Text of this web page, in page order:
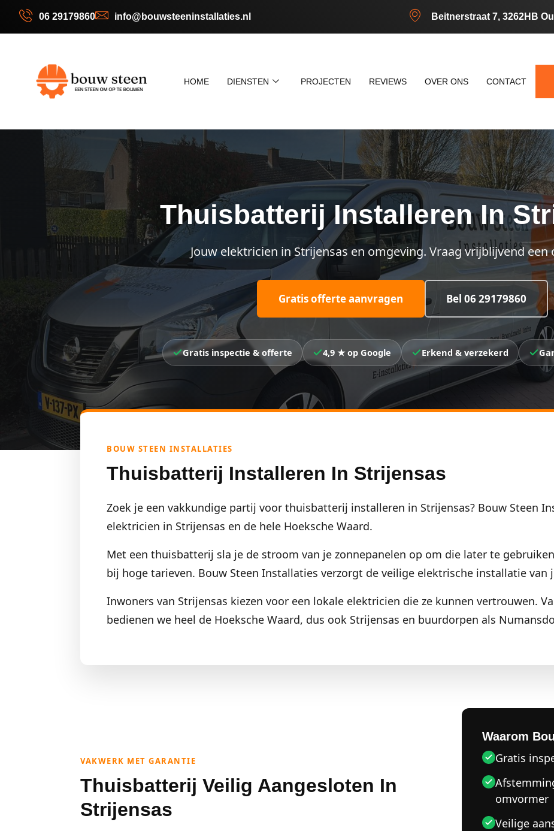
06 29179860 info@bouwsteeninstallaties.nl Beitnerstraat 7, 3262HB
HOME DIENSTEN PROJECTEN REVIEWS OVER ONS CONTACT
Thuisbatterij Installeren In
Jouw elektricien in Strijensas en omgeving. Vraag vrijblijvend een
Gratis offerte aanvragen Bel 06 29179860
Gratis inspectie & offerte 4,9 ★ op Google Erkend & verzekerd
BOUW STEEN INSTALLATIES
Thuisbatterij Installeren In Strijensas
Zoek je een vakkundige partij voor thuisbatterij installeren in Strijensas? Bouw Steen
elektricien in Strijensas en de hele Hoeksche Waard.
Met een thuisbatterij sla je de stroom van je zonnepanelen op om die later te
bij hoge tarieven. Bouw Steen Installaties verzorgt de veilige elektrische installatie van
Inwoners van Strijensas kiezen voor een lokale elektricien die ze kunnen vertrouwen.
bedienen we heel de Hoeksche Waard, dus ook Strijensas en buurdorpen als
VAKWERK MET GARANTIE
Thuisbatterij Veilig Aangesloten In
Strijensas
Waarom
Gratis
omvormer
Veilige